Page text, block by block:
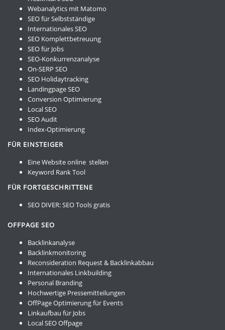
Webanalytics mit Matomo
SEO für Selbstständige
Internationales SEO
SEO Komplettbetreuung
SEO für Jobs
SEO-Konkurrenzanalyse
On-SERP SEO
SEO Holidaytracking
Landingpage SEO
Conversion Optimierung
Local SEO
SEO Audit
Index-Optimierung
FÜR EINSTEIGER
Eine Website online stellen
Keyword Rank Tool
FÜR FORTGESCHRITTENE
SEO DIVER:SEO Tools gratis
OFFPAGE SEO
Backlinkanalyse
Backlinkmonitoring
Reconsideration Request & Backlinkabbau
Internationales Linkbuilding
Personal Branding
Hochwertige Pressemitteilungen
OffPage Optimierung für Events
Linkaufbau für Jobs
Local SEO Offpage